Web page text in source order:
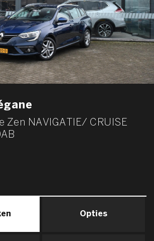
Zen NAVIGATIE/ CRUISE
Opties